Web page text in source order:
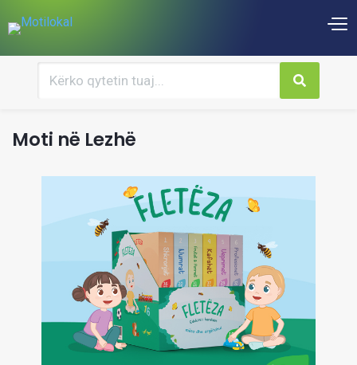
Moti në Lezhë